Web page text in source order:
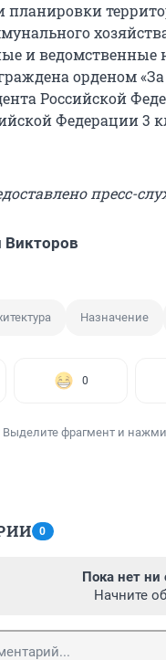
планировки
и ведомственные
орденом «За
Российской
Федерации 3
пресс-
Викторов
Назначение
0
Выделите фрагмент и
0
Пока нет ни
Начните